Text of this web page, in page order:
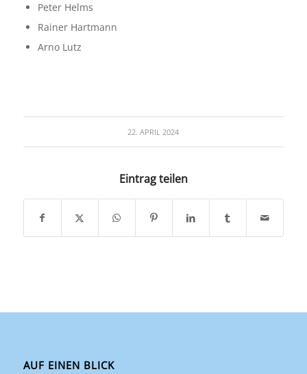
Peter Helms
Rainer Hartmann
Arno Lutz
22. APRIL 2024
Eintrag teilen
AUF EINEN BLICK